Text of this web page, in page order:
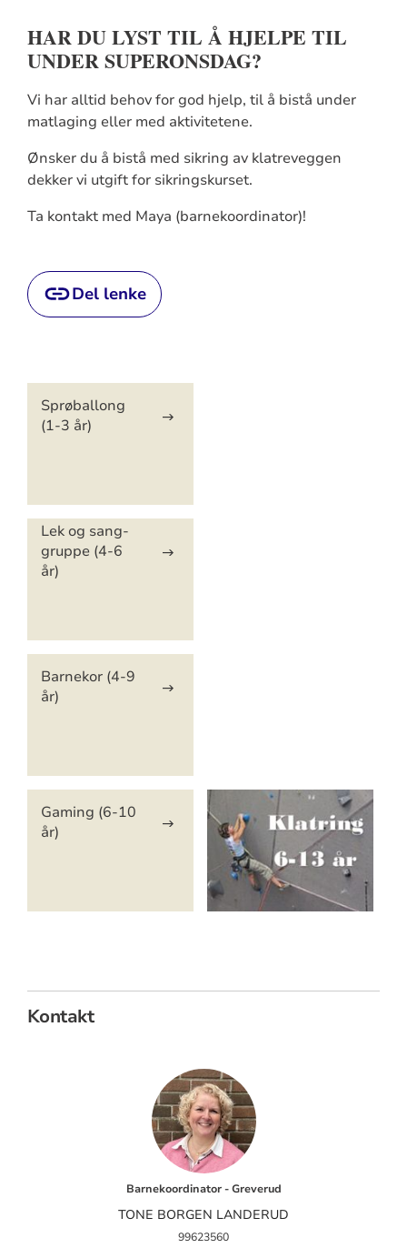
HAR DU LYST TIL Å HJELPE TIL
UNDER SUPERONSDAG?
Vi har alltid behov for god hjelp, til å bistå under
matlaging eller med aktivitetene.
Ønsker du å bistå med sikring av klatreveggen
dekker vi utgift for sikringskurset.
Ta kontakt med Maya (barnekoordinator)!
Del lenke
Artikkelsnarveger
Sprøballong
(1-3 år)
Lek og sang-
gruppe (4-6
år)
Barnekor (4-9
år)
Gaming (6-10
år)
Kontakt
Barnekoordinator - Greverud
TONE BORGEN LANDERUD
99623560